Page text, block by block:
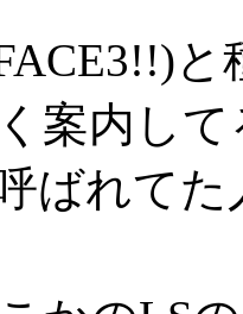
案内して
ばれて